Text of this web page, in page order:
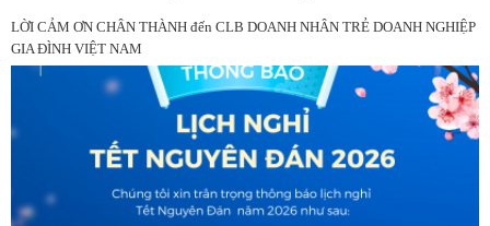
LỜI CẢM ƠN CHÂN THÀNH đến CLB DOANH NHÂN TRẺ DOANH NGHIỆP
GIA ĐÌNH VIỆT NAM